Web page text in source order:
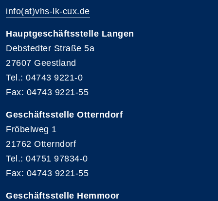
info(at)vhs-lk-cux.de
Hauptgeschäftsstelle Langen
Debstedter Straße 5a
27607 Geestland
Tel.: 04743 9221-0
Fax: 04743 9221-55
Geschäftsstelle Otterndorf
Fröbelweg 1
21762 Otterndorf
Tel.: 04751 97834-0
Fax: 04743 9221-55
Geschäftsstelle Hemmoor